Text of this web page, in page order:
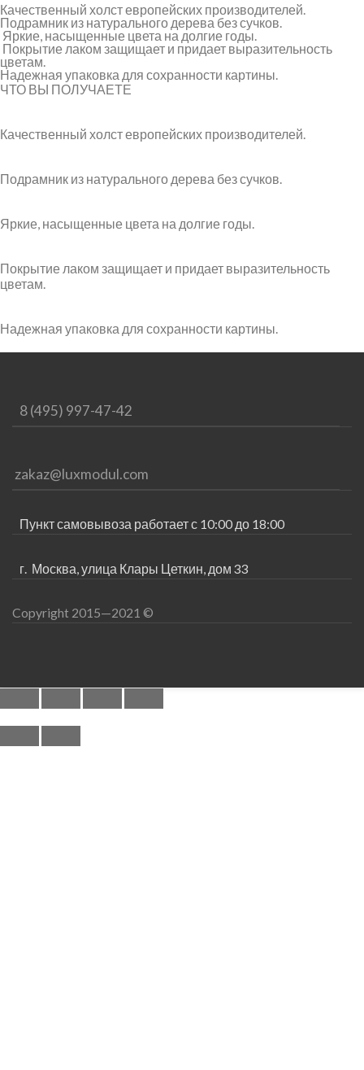
Качественный холст европейских производителей.
Подрамник из натурального дерева без сучков.
Яркие, насыщенные цвета на долгие годы.
Покрытие лаком защищает и придает выразительность
цветам.
Надежная упаковка для сохранности картины.
ЧТО ВЫ ПОЛУЧАЕТЕ
Качественный холст европейских производителей.
Подрамник из натурального дерева без сучков.
Яркие, насыщенные цвета на долгие годы.
Покрытие лаком защищает и придает выразительность
цветам.
Надежная упаковка для сохранности картины.
8 (495) 997-47-42
zakaz@luxmodul.com
Пункт самовывоза работает с 10:00 до 18:00
г. Москва, улица Клары Цеткин, дом 33
Copyright 2015—2021 ©